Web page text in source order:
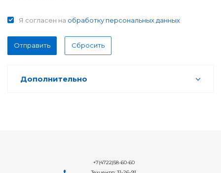
Я согласен на обработку персональных данных
Отправить Сбросить
Дополнительно
+7(4722)58-60-60